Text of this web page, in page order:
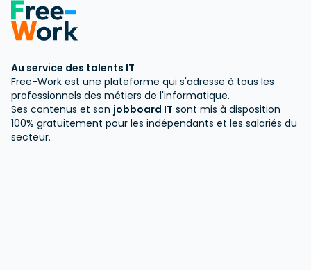
Au service des talents IT
Free-Work est une plateforme qui s'adresse à tous les
professionnels des métiers de l'informatique.
Ses contenus et son jobboard IT sont mis à disposition
100% gratuitement pour les indépendants et les salariés du
secteur.